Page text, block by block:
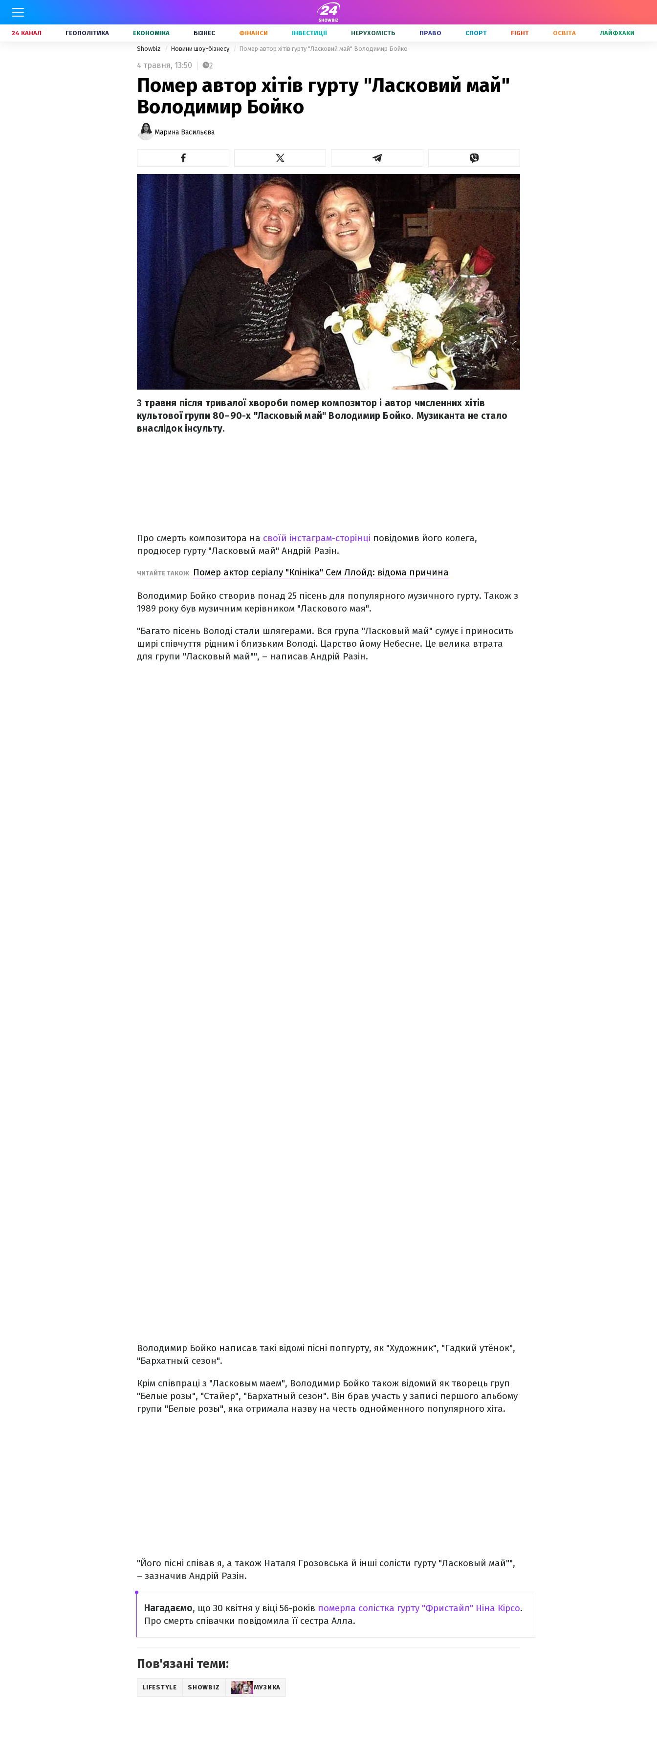
24 КАНАЛ ГЕОПОЛІТИКА ЕКОНОМІКА БІЗНЕС ФІНАНСИ ІНВЕСТИЦІЇ НЕРУХОМІСТЬ ПРАВО СПОРТ FIGHT ОСВІТА ЛАЙФХАКИ
Showbiz Новини шоу-бізнесу Помер автор хітів гурту "Ласковий май" Володимир Бойко
4 травня, 13:50 2
Помер автор хітів гурту "Ласковий май"
Володимир Бойко
Марина Васильєва
3 травня після тривалої хвороби помер композитор і автор численних хітів
культової групи 80–90-х "Ласковый май" Володимир Бойко. Музиканта не стало
внаслідок інсульту.
Про смерть композитора на своїй інстаграм-сторінці повідомив його колега,
продюсер гурту "Ласковый май" Андрій Разін.
ЧИТАЙТЕ ТАКОЖ Помер актор серіалу "Клініка" Сем Ллойд: відома причина
Володимир Бойко створив понад 25 пісень для популярного музичного гурту. Також з
1989 року був музичним керівником "Ласкового мая".
"Багато пісень Володі стали шлягерами. Вся група "Ласковый май" сумує і приносить
щирі співчуття рідним і близьким Володі. Царство йому Небесне. Це велика втрата
для групи "Ласковый май"", – написав Андрій Разін.
Володимир Бойко написав такі відомі пісні попгурту, як "Художник", "Гадкий утёнок",
"Бархатный сезон".
Крім співпраці з "Ласковым маем", Володимир Бойко також відомий як творець груп
"Белые розы", "Стайер", "Бархатный сезон". Він брав участь у записі першого альбому
групи "Белые розы", яка отримала назву на честь однойменного популярного хіта.
"Його пісні співав я, а також Наталя Грозовська й інші солісти гурту "Ласковый май"",
– зазначив Андрій Разін.
Нагадаємо, що 30 квітня у віці 56-років померла солістка гурту "Фристайл" Ніна Кірсо.
Про смерть співачки повідомила її сестра Алла.
Пов'язані теми:
LIFESTYLE SHOWBIZ МУЗИКА